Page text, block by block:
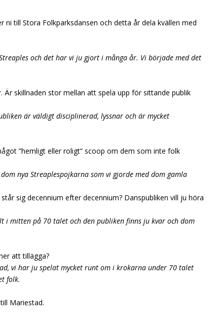
ni till Stora Folkparksdansen och detta år dela kvällen med
och det har vi ju gjort i många år. Vi började med det
skillnaden stor mellan att spela upp för sittande publik
är väldigt disciplinerad, lyssnar och är mycket
”hemligt eller roligt” scoop om dem som inte folk
nya Streaplespojkarna som vi gjorde med dom gamla
sig decennium efter decennium? Danspubliken vill ju höra
i mitten på 70 talet och den publiken finns ju kvar och dom
att tillägga?
vi har ju spelat mycket runt om i krokarna under 70 talet
folk.
Mariestad.